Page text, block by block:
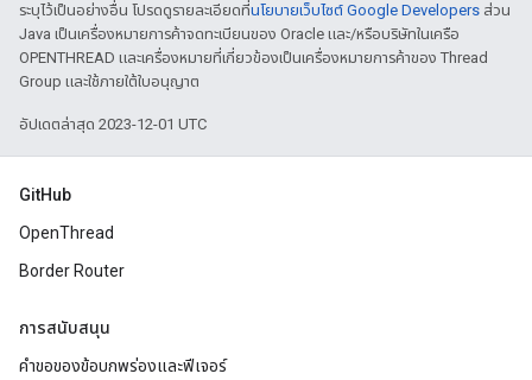
ระบุไว้เป็นอย่างอื่น โปรดดูรายละเอียดที่นโยบายเว็บไซต์ Google Developers ส่วน
Java เป็นเครื่องหมายการค้าจดทะเบียนของ Oracle และ/หรือบริษัทในเครือ
OPENTHREAD และเครื่องหมายที่เกี่ยวข้องเป็นเครื่องหมายการค้าของ Thread
Group และใช้ภายใต้ใบอนุญาต
อัปเดตล่าสุด 2023-12-01 UTC
GitHub
OpenThread
Border Router
การสนับสนุน
คำขอของข้อบกพร่องและฟีเจอร์